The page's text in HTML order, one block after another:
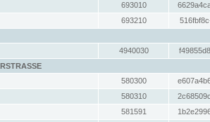
693010
693210
4940030
580300
580310
581591